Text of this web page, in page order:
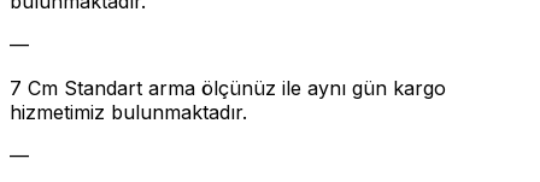
—
7 Cm Standart arma ölçünüz ile aynı gün kargo
hizmetimiz bulunmaktadır.
—